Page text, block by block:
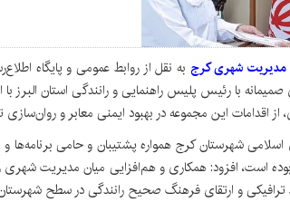
مدیریت شهری کرج به نقل از روابط عمومی و پایگاه
با رئیس پلیس راهنمایی و رانندگی استان البرز
اقدامات این مجموعه در بهبود ایمنی معابر و روان‌سازی
اسلامی شهرستان کرج همواره پشتیبان و حامی برنامه‌ها
است، افزود: همکاری و هم‌افزایی میان مدیریت
ترافیکی و ارتقای فرهنگ صحیح رانندگی در سطح